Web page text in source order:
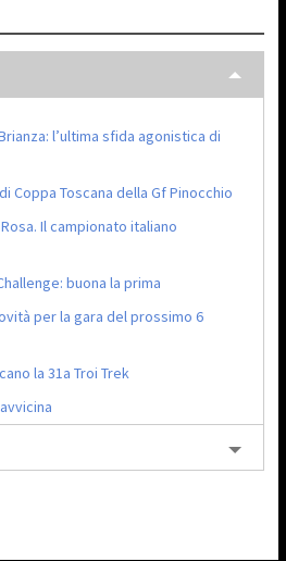
l’ultima sfida agonistica di
Coppa Toscana della Gf Pinocchio
Il campionato italiano
buona la prima
per la gara del prossimo 6
la 31a Troi Trek